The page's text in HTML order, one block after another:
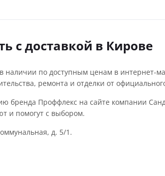
с доставкой в Кирове
наличии по доступным ценам в интернет-
ремонта и отделки от
бренда Проффлекс на сайте компании
и помогут с выбором.
д. 5/1.